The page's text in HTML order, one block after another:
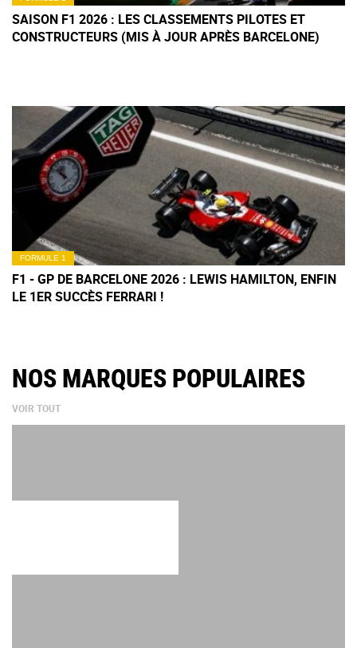
SAISON F1 2026 : LES CLASSEMENTS PILOTES ET
CONSTRUCTEURS (MIS À JOUR APRÈS BARCELONE)
FORMULE 1
F1 - GP DE BARCELONE 2026 : LEWIS HAMILTON, ENFIN
LE 1ER SUCCÈS FERRARI !
NOS MARQUES POPULAIRES
VOIR TOUT